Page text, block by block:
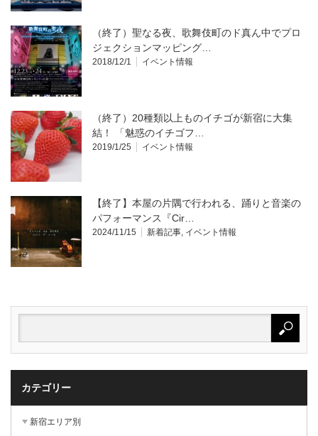
（終了）聖なる夜、歌舞伎町のド真ん中でプロ
ジェクションマッピング…
2018/12/1 イベント情報
（終了）20種類以上ものイチゴが新宿に大集
結！ 「魅惑のイチゴフ…
2019/1/25 イベント情報
【終了】本屋の片隅で行われる、踊りと音楽の
パフォーマンス『Cir…
2024/11/15 新着記事, イベント情報
カテゴリー
新宿エリア別